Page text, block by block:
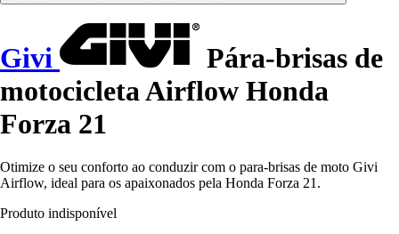
Givi
Pára-brisas de
motocicleta Airflow Honda
Forza 21
Otimize o seu conforto ao conduzir com o para-brisas de moto Givi
Airflow, ideal para os apaixonados pela Honda Forza 21.
Produto indisponível